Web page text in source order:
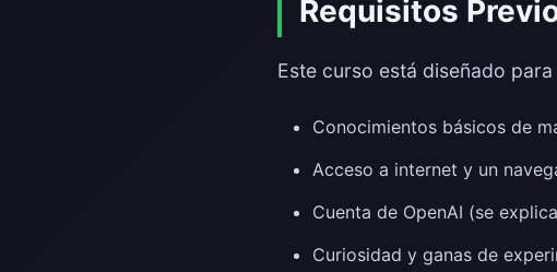
Requisitos
Este curso está diseñado
Conocimientos básicos de
Acceso a internet y un
Cuenta de OpenAI (se
Curiosidad y ganas de